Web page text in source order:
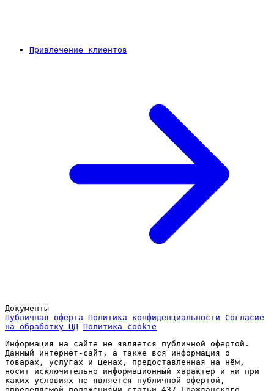
Привлечение клиентов
Документы
Публичная оферта Политика конфиденциальности Согласие
на обработку ПД Политика cookie
Информация на сайте не является публичной офертой.
Данный интернет-сайт, а также вся информация о
товарах, услугах и ценах, предоставленная на нём,
носит исключительно информационный характер и ни при
каких условиях не является публичной офертой,